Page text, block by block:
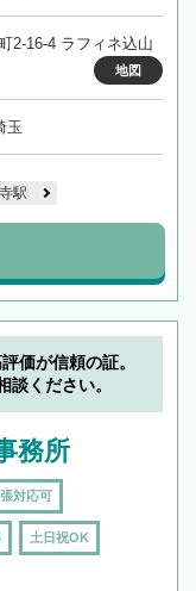
2-16-4 ラフィネ込山
地図
玉
駅
価が信頼の証。
ください。
務所
対応可
土日祝OK